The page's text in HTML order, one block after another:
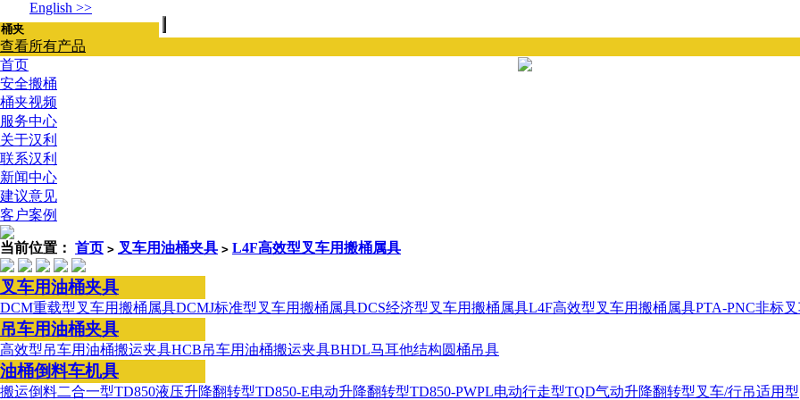
English >>
查看所有产品
首页
安全搬桶
桶夹视频
服务中心
关于汉利
联系汉利
新闻中心
建议意见
客户案例
当前位置： 首页 > 叉车用油桶夹具 > L4F高效型叉车用搬桶属具
叉车用油桶夹具
DCM重载型叉车用搬桶属具DCMJ标准型叉车用搬桶属具DCS经济型叉车用搬桶属具L4F高效型叉车用搬桶属具PTA-PNC非标
吊车用油桶夹具
高效型吊车用油桶搬运夹具HCB吊车用油桶搬运夹具BHDL马耳他结构圆桶吊具
油桶倒料车机具
搬运倒料二合一型TD850液压升降翻转型TD850-E电动升降翻转型TD850-PWPL电动行走型TQD气动升降翻转型叉车/行吊适用型